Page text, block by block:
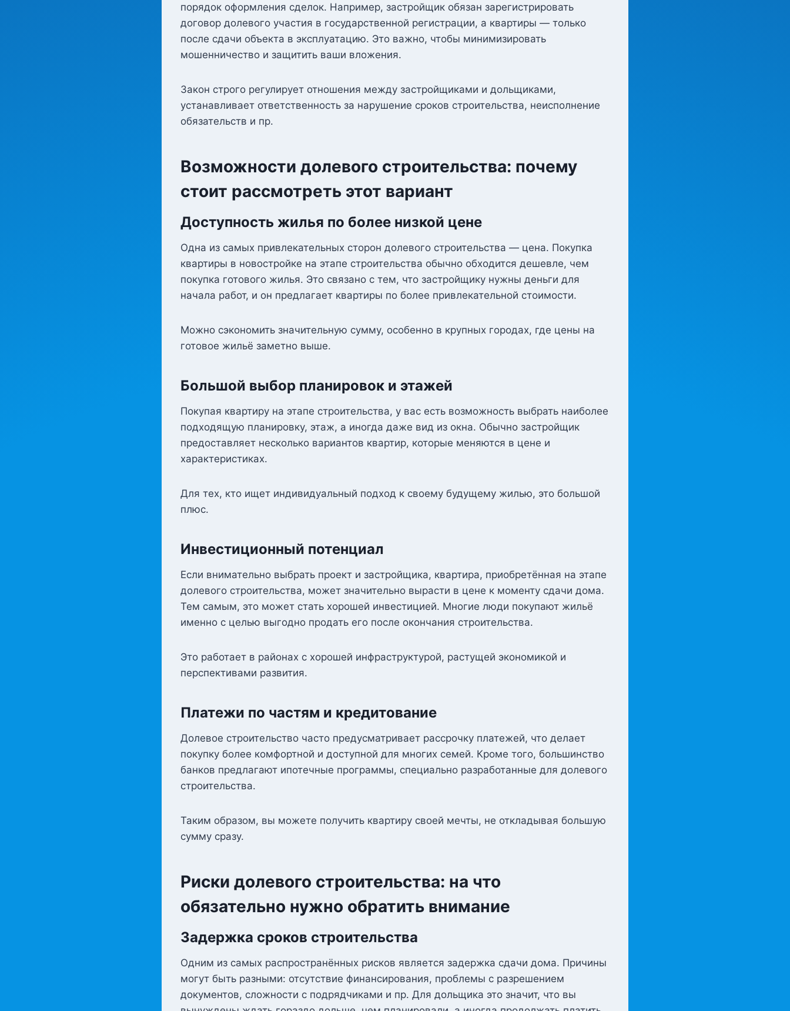
порядок оформления сделок. Например, застройщик обязан зарегистрировать
договор долевого участия в государственной регистрации, а квартиры — только
после сдачи объекта в эксплуатацию. Это важно, чтобы минимизировать
мошенничество и защитить ваши вложения.
Закон строго регулирует отношения между застройщиками и дольщиками,
устанавливает ответственность за нарушение сроков строительства, неисполнение
обязательств и пр.
Возможности долевого строительства: почему
стоит рассмотреть этот вариант
Доступность жилья по более низкой цене
Одна из самых привлекательных сторон долевого строительства — цена. Покупка
квартиры в новостройке на этапе строительства обычно обходится дешевле, чем
покупка готового жилья. Это связано с тем, что застройщику нужны деньги для
начала работ, и он предлагает квартиры по более привлекательной стоимости.
Можно сэкономить значительную сумму, особенно в крупных городах, где цены на
готовое жильё заметно выше.
Большой выбор планировок и этажей
Покупая квартиру на этапе строительства, у вас есть возможность выбрать наиболее
подходящую планировку, этаж, а иногда даже вид из окна. Обычно застройщик
предоставляет несколько вариантов квартир, которые меняются в цене и
характеристиках.
Для тех, кто ищет индивидуальный подход к своему будущему жилью, это большой
плюс.
Инвестиционный потенциал
Если внимательно выбрать проект и застройщика, квартира, приобретённая на этапе
долевого строительства, может значительно вырасти в цене к моменту сдачи дома.
Тем самым, это может стать хорошей инвестицией. Многие люди покупают жильё
именно с целью выгодно продать его после окончания строительства.
Это работает в районах с хорошей инфраструктурой, растущей экономикой и
перспективами развития.
Платежи по частям и кредитование
Долевое строительство часто предусматривает рассрочку платежей, что делает
покупку более комфортной и доступной для многих семей. Кроме того, большинство
банков предлагают ипотечные программы, специально разработанные для долевого
строительства.
Таким образом, вы можете получить квартиру своей мечты, не откладывая большую
сумму сразу.
Риски долевого строительства: на что
обязательно нужно обратить внимание
Задержка сроков строительства
Одним из самых распространённых рисков является задержка сдачи дома. Причины
могут быть разными: отсутствие финансирования, проблемы с разрешением
документов, сложности с подрядчиками и пр. Для дольщика это значит, что вы